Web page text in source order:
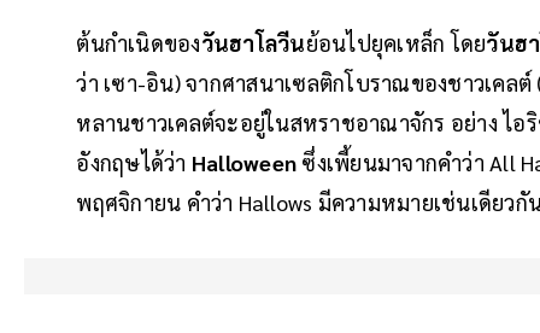
ต้นกำเนิดของวันฮาโลวีนย้อนไปยุคเหล็ก โดยวันฮ
ว่า เซา-อิน) จากศาสนาเซลติกโบราณของชาวเคล
หลานชาวเคลต์จะอยู่ในสหราชอาณาจักร อย่าง ไอ
อังกฤษได้ว่า Halloween ซึ่งเพี้ยนมาจากคำว่า All
พฤศจิกายน คำว่า Hallows มีความหมายเช่นเดียว